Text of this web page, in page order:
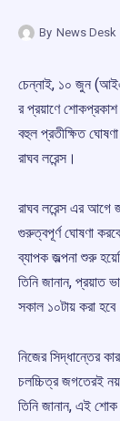
By News Desk
চেন্নাই, ১০ জুন
র প্রয়াণে
বহুল প্রতীক্ষিত
রাঘব লরেন্স।
রাঘব লরেন্স এর আগে
গুরুত্বপূর্ণ ঘোষণা
ব্যাপক জল্পনা শুরু
তিনি জানান, প্রয়াত
সকাল ১০টায় করা
নিজের সিদ্ধান্তের
চলচ্চিত্র জগতেরই
তিনি জানান, এই